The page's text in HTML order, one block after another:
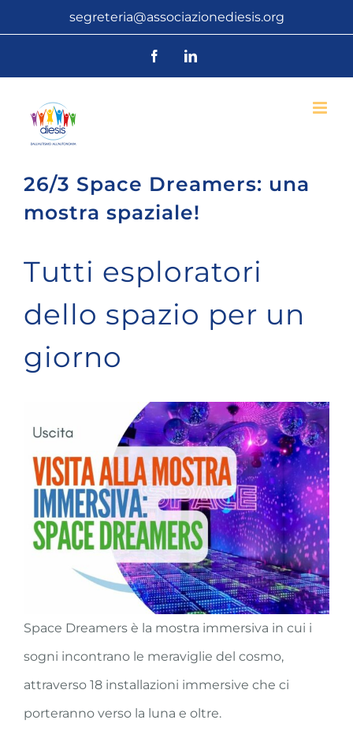
segreteria@associazionediesis.org
FacebookLinkedIn
26/3 Space Dreamers: una
mostra spaziale!
Tutti esploratori
dello spazio per un
giorno
Space Dreamers è la mostra immersiva in cui i
sogni incontrano le meraviglie del cosmo,
attraverso 18 installazioni immersive che ci
porteranno verso la luna e oltre.